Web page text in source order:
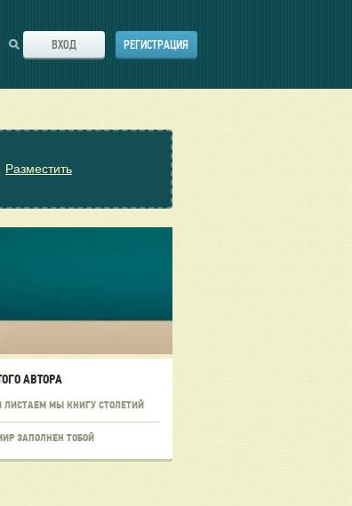
ВХОД РЕГИСТРАЦИЯ
Разместить
АВТОРА
ЛИСТАЕМ МЫ КНИГУ СТОЛЕТИЙ
ЗАПОЛНЕН ТОБОЙ